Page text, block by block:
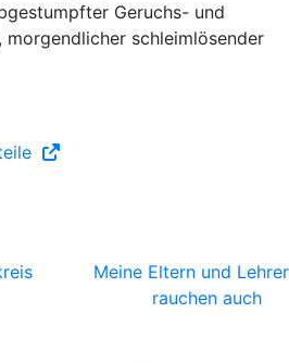
Geruchs- und
morgendlicher schleimlösender
Meine Eltern und Lehrer
rauchen auch